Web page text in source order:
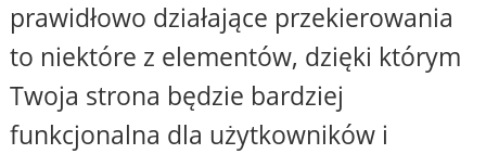
prawidłowo działające przekierowania
to niektóre z elementów, dzięki którym
Twoja strona będzie bardziej
funkcjonalna dla użytkowników i